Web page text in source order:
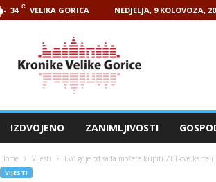
34 C VELIKA GORICA NEDJELJA, 9 KOLOVOZA,
IZDVOJENO ZANIMLJIVOSTI
Home Vijesti Evo gdje od sada možete kupiti ZET-ove karte i
VIJESTI